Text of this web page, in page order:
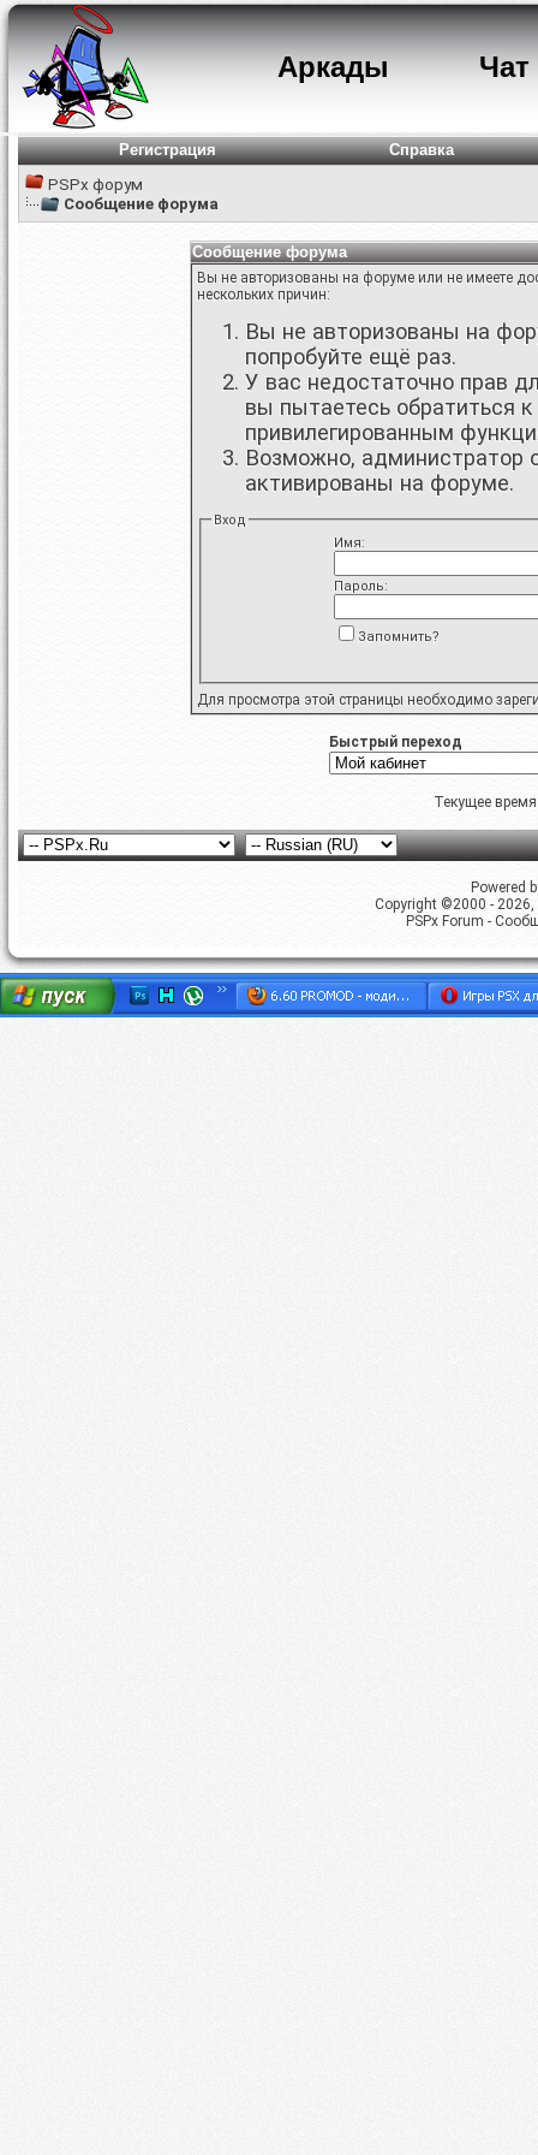
Аркады Чат
Регистрация
Справка
PSPx форум
Сообщение форума
Сообщение форума
Вы не авторизованы на форуме или не имеете
нескольких причин:
Вы не авторизованы на
попробуйте ещё раз.
У вас недостаточно прав
вы пытаетесь обратиться
привилегированным
Возможно, администратор
активированы на форуме.
Вход
Имя:
Пароль:
Запомнить?
Для просмотра этой страницы необходимо
Быстрый переход
Текущее
Powered
Copyright ©2000 -
PSPx Forum -